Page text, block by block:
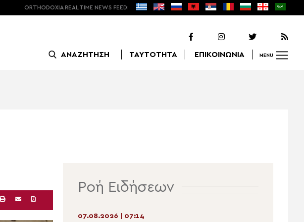
ORTHODOXIA REAL TIME NEWS FEED:
ΑΝΑΖΗΤΗΣΗ ΤΑΥΤΟΤΗΤΑ ΕΠΙΚΟΙΝΩΝΙΑ MENU
Ροή Ειδήσεων
07.08.2026 | 07:14